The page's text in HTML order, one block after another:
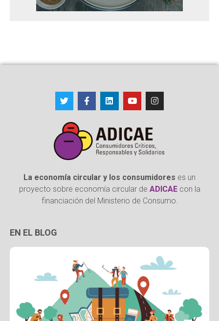
La economía circular y los consumidores es un
proyecto sobre economía circular de ADICAEcon la
financiación del Ministerio de Consumo.
EN EL BLOG